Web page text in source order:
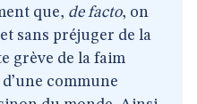
que, de facto, on
sans préjuger de la
grève de la faim
commune